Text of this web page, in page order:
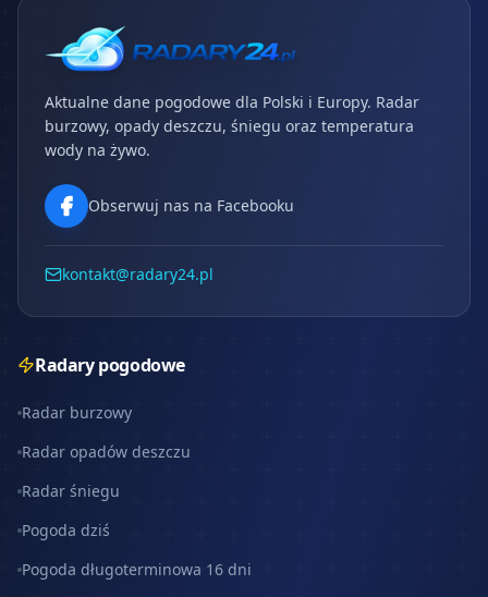
Aktualne dane pogodowe dla Polski i Europy. Radar
burzowy, opady deszczu, śniegu oraz temperatura
wody na żywo.
Obserwuj nas na Facebooku
kontakt@radary24.pl
Radary pogodowe
Radar burzowy
Radar opadów deszczu
Radar śniegu
Pogoda dziś
Pogoda długoterminowa 16 dni